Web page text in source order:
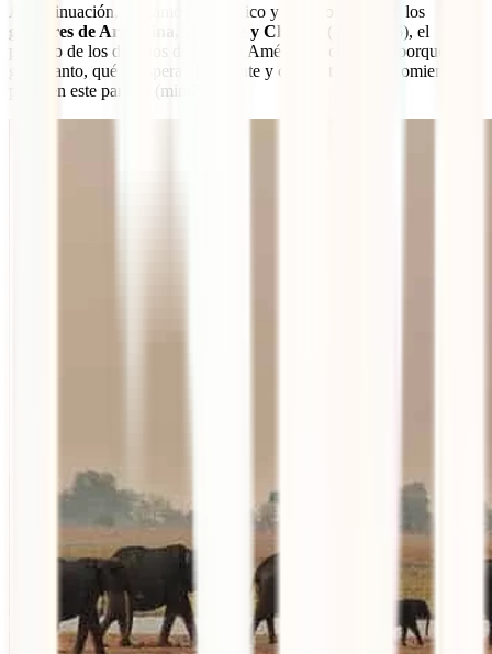
A continuación, cruzamos el Pacífico y tocamos tierra en los
glaciares de Argentina, Calafate y Chaltén
(min 22:46), el
primero de los destinos de Sele en América. Nos cuenta porqué le
gusta tanto, qué le espera al visitante y cuánto tiempo recomienda
pasar en este paraíso (min 24:56).